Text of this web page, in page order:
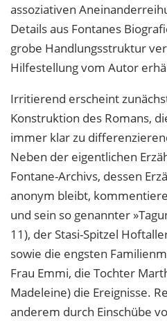
assoziativen
Details aus Fontanes
grobe Handlungsstruktur
Hilfestellung vom Autor
Irritierend erscheint
Konstruktion des Romans,
immer klar zu
Neben der eigentlichen
Fontane-Archivs, dessen
anonym bleibt,
und sein so genannter
11), der Stasi-Spitzel
sowie die engsten
Frau Emmi, die Tochter
Madeleine) die Ereignisse.
anderem durch Einschübe